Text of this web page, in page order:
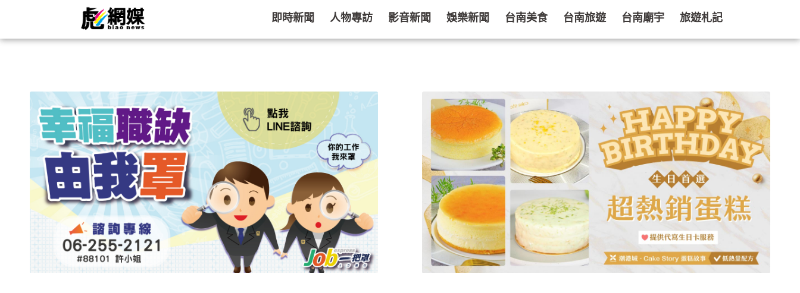
即時新聞 人物專訪 影音新聞 娛樂新聞 台南美食 台南旅遊 台南廟宇 旅遊札記